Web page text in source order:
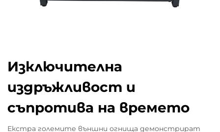
Изключителна
издръжливост и
съпротива на времето
Екстра големите външни огнища демонстрират